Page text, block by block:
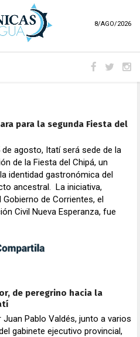
8/AGO/2026
para la segunda Fiesta del
de agosto, Itatí será sede de la
de la Fiesta del Chipá, un
identidad gastronómica del
ancestral. La iniciativa,
de Corrientes, el
Civil Nueva Esperanza, fue
de peregrino hacia la
Juan Pablo Valdés, junto a varios
gabinete ejecutivo provincial,